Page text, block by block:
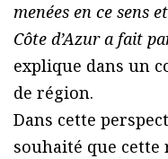
menées en ce sens
Côte d’Azur a fait
explique dans un
de région.
Dans cette
souhaité que cette